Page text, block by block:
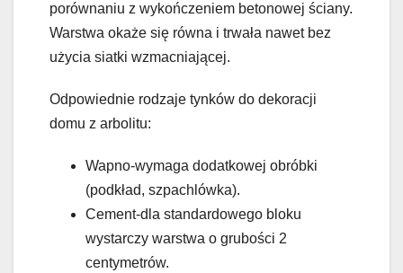
porównaniu z wykończeniem betonowej ściany.
Warstwa okaże się równa i trwała nawet bez
użycia siatki wzmacniającej.
Odpowiednie rodzaje tynków do dekoracji
domu z arbolitu:
Wapno-wymaga dodatkowej obróbki
(podkład, szpachlówka).
Cement-dla standardowego bloku
wystarczy warstwa o grubości 2
centymetrów.